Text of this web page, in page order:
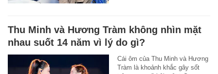
Thu Minh và Hương Tràm không nhìn mặt
nhau suốt 14 năm vì lý do gì?
Cái ôm của Thu Minh và Hương
Tràm là khoảnh khắc gây sốt